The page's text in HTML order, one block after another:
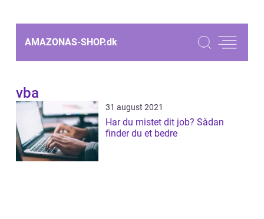
AMAZONAS-SHOP.dk
vba
31 august 2021
Har du mistet dit job? Sådan
finder du et bedre